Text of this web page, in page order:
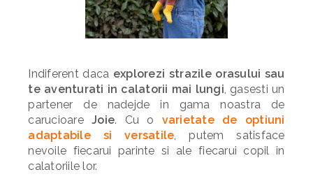
Indiferent daca explorezi strazile orasului sau
te aventurati in calatorii mai lungi, gasesti un
partener de nadejde in gama noastra de
carucioareJoie. Cu o varietate de optiuni
adaptabile si versatile, putem satisface
nevoile fiecarui parinte si ale fiecarui copil in
calatoriile lor.